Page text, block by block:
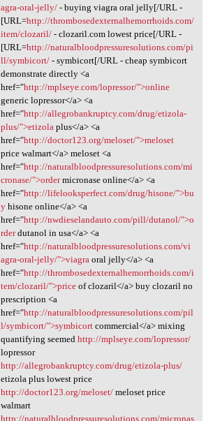
agra-oral-jelly/- buying viagra oral jelly[/URL -
[URL=http://thrombosedexternalhemorrhoids.com/
item/clozaril/- clozaril.com lowest price[/URL -
[URL=http://naturalbloodpressuresolutions.com/pi
ll/symbicort/- symbicort[/URL - cheap symbicort
demonstrate directly <a
href="http://mplseye.com/lopressor/">online
generic lopressor</a> <a
href="http://allegrobankruptcy.com/drug/etizola-
plus/">etizola plus</a> <a
href="http://doctor123.org/meloset/">meloset
price walmart</a> meloset <a
href="http://naturalbloodpressuresolutions.com/mi
cronase/">ordermicronase online</a> <a
href="http://lifelooksperfect.com/drug/hisone/">bu
yhisone online</a> <a
href="http://nwdieselandauto.com/pill/dutanol/">o
rderdutanol in usa</a> <a
href="http://naturalbloodpressuresolutions.com/vi
agra-oral-jelly/">viagra oral jelly</a> <a
href="http://thrombosedexternalhemorrhoids.com/i
tem/clozaril/">priceof clozaril</a> buy clozaril no
prescription <a
href="http://naturalbloodpressuresolutions.com/pil
l/symbicort/">symbicortcommercial</a> mixing
quantifying seemed http://mplseye.com/lopressor/
lopressor
http://allegrobankruptcy.com/drug/etizola-plus/
etizola plus lowest price
http://doctor123.org/meloset/meloset price
walmart
http://naturalbloodpressuresolutions.com/micronas